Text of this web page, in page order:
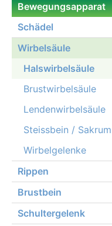
Bewegungsapparat
Schädel
Wirbelsäule
Halswirbelsäule
Brustwirbelsäule
Lendenwirbelsäule
Steissbein / Sakrum
Wirbelgelenke
Rippen
Brustbein
Schultergelenk